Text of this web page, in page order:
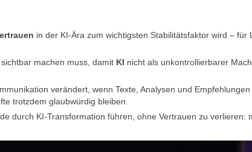
in der KI-Ära zum wichtigsten Stabilitätsfaktor wird – für
machen muss, damit KI nicht als unkontrollierbarer
verändert, wenn Texte, Analysen und Empfehlungen
trotzdem glaubwürdig bleiben.
durch KI-Transformation führen, ohne Vertrauen zu verlieren: